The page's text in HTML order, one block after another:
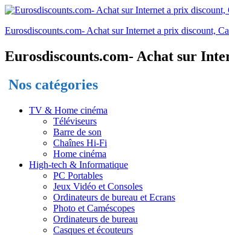
Eurosdiscounts.com- Achat sur Internet a prix discount,
Eurosdiscounts.com- Achat sur
Nos catégories
TV & Home cinéma
Téléviseurs
Barre de son
Chaînes Hi-Fi
Home cinéma
High-tech & Informatique
PC Portables
Jeux Vidéo et Consoles
Ordinateurs de bureau et Ecrans
Photo et Caméscopes
Ordinateurs de bureau
Casques et écouteurs